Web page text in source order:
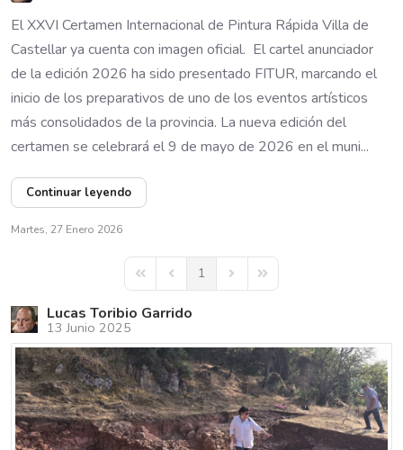
El XXVI Certamen Internacional de Pintura Rápida Villa de
Castellar ya cuenta con imagen oficial. El cartel anunciador
de la edición 2026 ha sido presentado FITUR, marcando el
inicio de los preparativos de uno de los eventos artísticos
más consolidados de la provincia. La nueva edición del
certamen se celebrará el 9 de mayo de 2026 en el muni...
Continuar leyendo
Martes, 27 Enero 2026
First PagePrevious Page
1 Next PageLast Page
Lucas Toribio Garrido
13 Junio 2025